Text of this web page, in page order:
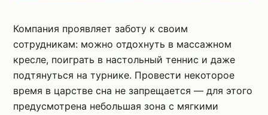
Компания проявляет заботу к своим
сотрудникам: можно отдохнуть в массажном
кресле, поиграть в настольный теннис и даже
подтянуться на турнике. Провести некоторое
время в царстве сна не запрещается — для этого
предусмотрена небольшая зона с мягкими